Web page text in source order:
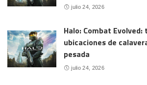
julio 24, 2026
Halo: Combat Evolved:
ubicaciones de
pesada
julio 24, 2026